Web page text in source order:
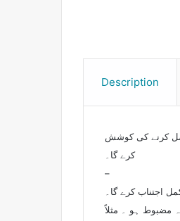
Description
کرنے کی کوشش
کرے گا۔
–
اجتناب کرے گا۔
مضبوط ہو ۔ مثلاً